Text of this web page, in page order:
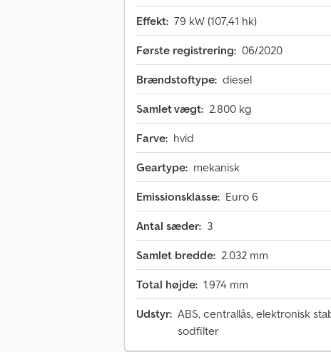
Effekt: 79 kW (107,41 hk)
Første registrering: 06/2020
Brændstoftype: diesel
Samlet vægt: 2.800 kg
Farve: hvid
Geartype: mekanisk
Emissionsklasse: Euro 6
Antal sæder: 3
Samlet bredde: 2.032 mm
Total højde: 1.974 mm
Udstyr: ABS, centrallås, elektronisk
sodfilter